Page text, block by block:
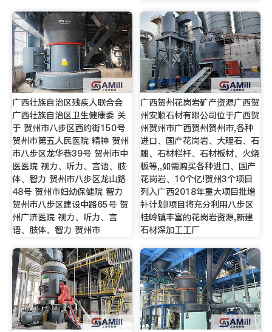
广西壮族自治区残疾人联合会
广西壮族自治区卫生健康委 关
于 贺州市八步区西约街150号
贺州市第五人民医院 精神 贺州
市八步区龙华巷39号 贺州市中
医医院 视力、听力、言语、肢
体、智力 贺州市八步区龙山路
48号 贺州市妇幼保健院 智力
贺州市八步区建设中路65号 贺
州广济医院 视力、听力、言
语、肢体、智力 贺州市
广西贺州花岗岩矿产资源广西贺
州安顺石材有限公司位于广西贺
州贺州市广西贺州贺州市,各种
进口、国产花岗岩、大理石、石
雕、石材栏杆、石材板材、火烧
板等,,如需购买各种进口、国产
花岗岩、10个亿!贺州3个项目
列入广西2018年重大项目批增
补计划!项目将充分利用八步区
桂岭镇丰富的花岗岩资源,新建
石材深加工工厂